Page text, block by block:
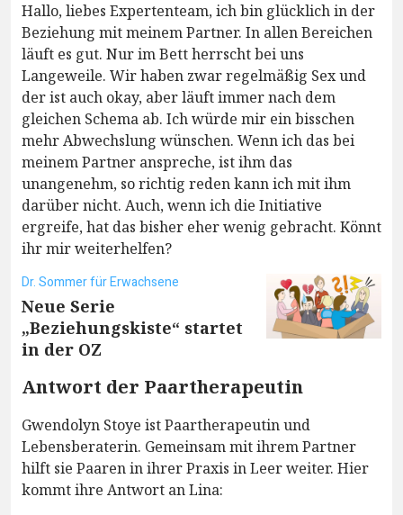
Hallo, liebes Expertenteam, ich bin glücklich in der
Beziehung mit meinem Partner. In allen Bereichen
läuft es gut. Nur im Bett herrscht bei uns
Langeweile. Wir haben zwar regelmäßig Sex und
der ist auch okay, aber läuft immer nach dem
gleichen Schema ab. Ich würde mir ein bisschen
mehr Abwechslung wünschen. Wenn ich das bei
meinem Partner anspreche, ist ihm das
unangenehm, so richtig reden kann ich mit ihm
darüber nicht. Auch, wenn ich die Initiative
ergreife, hat das bisher eher wenig gebracht. Könnt
ihr mir weiterhelfen?
Dr. Sommer für Erwachsene
Neue Serie
„Beziehungskiste“ startet
in der OZ
Antwort der Paartherapeutin
Gwendolyn Stoye ist Paartherapeutin und
Lebensberaterin. Gemeinsam mit ihrem Partner
hilft sie Paaren in ihrer Praxis in Leer weiter. Hier
kommt ihre Antwort an Lina: